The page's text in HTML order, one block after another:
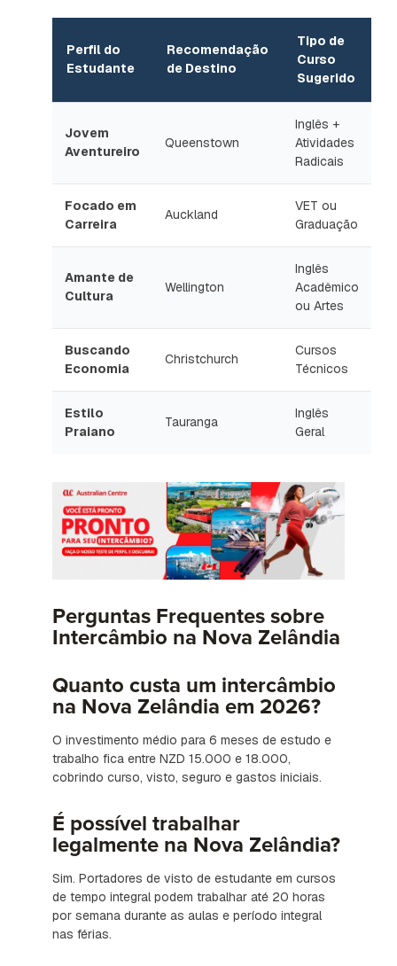
Perfil do
Estudante
Recomendação
de Destino
Tipo de
Curso
Sugerido
Jovem
Aventureiro
Queenstown
Inglês +
Atividades
Radicais
Focado em
Carreira
Auckland
VET ou
Graduação
Amante de
Cultura
Wellington
Inglês
Acadêmico
ou Artes
Buscando
Economia
Christchurch
Cursos
Técnicos
Estilo
Praiano
Tauranga
Inglês
Geral
Perguntas Frequentes sobre
Intercâmbio na Nova Zelândia
Quanto custa um intercâmbio
na Nova Zelândia em 2026?
O investimento médio para 6 meses de estudo e
trabalho fica entre NZD 15.000 e 18.000,
cobrindo curso, visto, seguro e gastos iniciais.
É possível trabalhar
legalmente na Nova Zelândia?
Sim. Portadores de visto de estudante em cursos
de tempo integral podem trabalhar até 20 horas
por semana durante as aulas e período integral
nas férias.